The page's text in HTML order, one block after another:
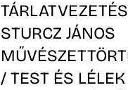
STURCZ JÁNOS
/ TEST ÉS